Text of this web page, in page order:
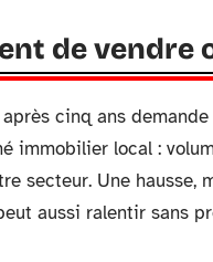
de vendre
cinq ans
immobilier local :
secteur. Une hausse,
aussi ralentir sans